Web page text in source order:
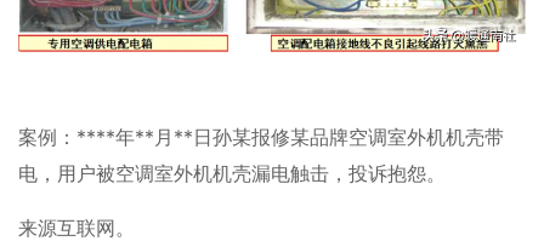
案例：****年**月**日孙某报修某品牌空调室外机机壳带
电，用户被空调室外机机壳漏电触击，投诉抱怨。
来源互联网。